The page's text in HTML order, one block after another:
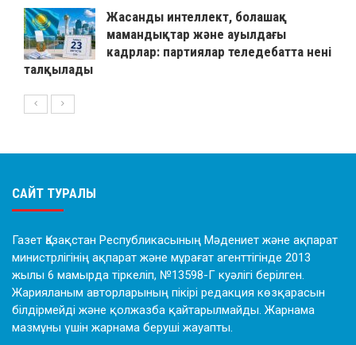
Жасанды интеллект, болашақ
мамандықтар және ауылдағы
кадрлар: партиялар теледебатта нені
талқылады
САЙТ ТУРАЛЫ
Газет Қазақстан Республикасының Мәдениет және ақпарат
министрлігінің ақпарат және мұрағат агенттігінде 2013
жылы 6 мамырда тіркеліп, №13598-Г куәлігі берілген.
Жарияланым авторларының пікірі редакция көзқарасын
білдірмейді және қолжазба қайтарылмайды. Жарнама
мазмұны үшін жарнама беруші жауапты.